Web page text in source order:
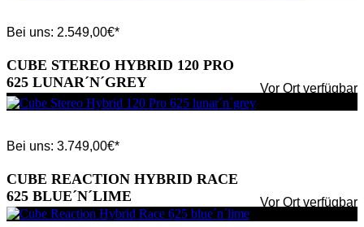
Bei uns: 2.549,00€*
Vor Ort verfügbar
CUBE STEREO HYBRID 120 PRO
625 LUNAR´N´GREY
Bei uns: 3.749,00€*
Vor Ort verfügbar
CUBE REACTION HYBRID RACE
625 BLUE´N´LIME